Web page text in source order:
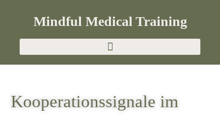
Mindful Medical Training
Kooperationssignale im